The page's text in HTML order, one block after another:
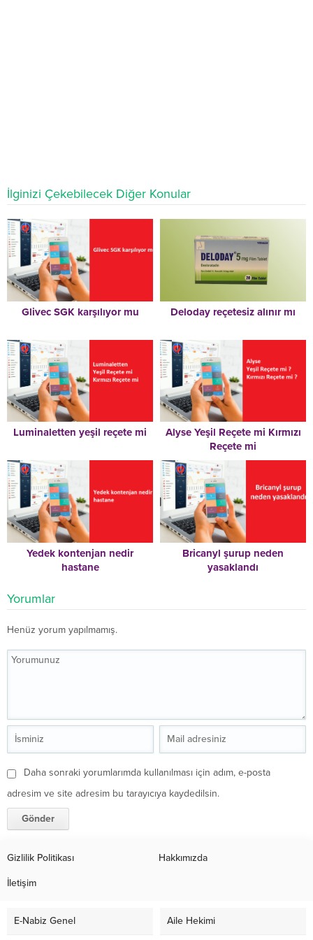
İlginizi Çekebilecek Diğer Konular
Glivec SGK karşılıyor mu Deloday reçetesiz alınır mı
Luminaletten yeşil reçete mi
Alyse Yeşil Reçete mi Kırmızı
Reçete mi
Yedek kontenjan nedir
hastane
Bricanyl şurup neden
yasaklandı
Yorumlar
Henüz yorum yapılmamış.
Daha sonraki yorumlarımda kullanılması için adım, e-posta
adresim ve site adresim bu tarayıcıya kaydedilsin.
Gizlilik Politikası Hakkımızda
İletişim
E-Nabiz Genel Aile Hekimi